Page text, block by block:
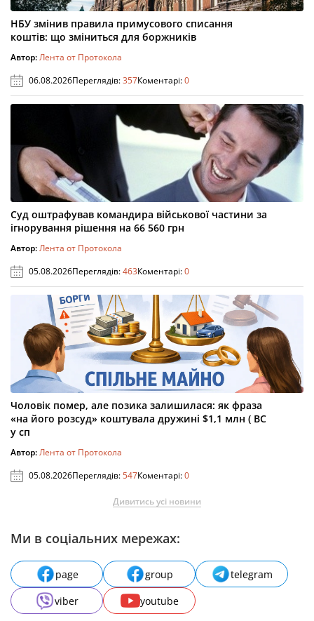
НБУ змінив правила примусового списання
коштів: що зміниться для боржників
Автор:Лента от Протокола
06.08.2026Переглядів:357Коментарі:0
Суд оштрафував командира військової частини за
ігнорування рішення на 66 560 грн
Автор:Лента от Протокола
05.08.2026Переглядів:463Коментарі:0
Чоловік помер, але позика залишилася: як фраза
«на його розсуд» коштувала дружині $1,1 млн ( ВС
у сп
Автор:Лента от Протокола
05.08.2026Переглядів:547Коментарі:0
Дивитись усі новини
Ми в соціальних мережах:
page group
telegram
viber
youtube